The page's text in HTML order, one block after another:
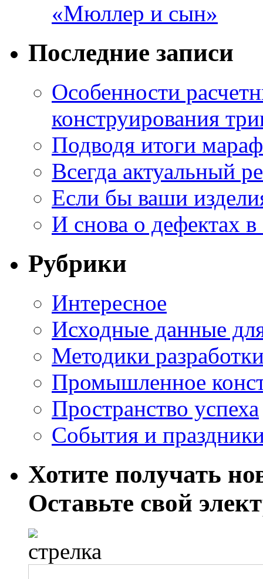
«Мюллер и сын»
Последние записи
Особенности
конструирования
Подводя итоги
Всегда актуальный
Если бы ваши
И снова о дефектах
Рубрики
Интересное
Исходные данные
Методики
Промышленное
Пространство успеха
События и
Хотите получать
Оставьте свой